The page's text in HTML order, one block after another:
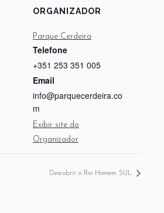
ORGANIZADOR
Parque Cerdeira
Telefone
+351 253 351 005
Email
info@parquecerdeira.co
m
Exibir site do
Organizador
Descobrir o Rio Homem SUL